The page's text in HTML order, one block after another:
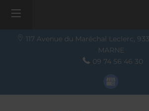
117 Avenue du Maréchal Leclerc,
MARNE
09 74 56 46 30